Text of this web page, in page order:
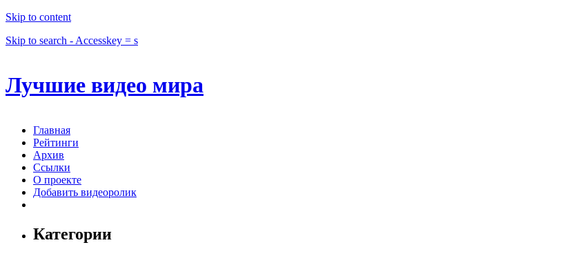
Skip to content
Skip to search - Accesskey = s
Лучшие видео мира
Главная
Рейтинги
Архив
Ссылки
О проекте
Добавить видеоролик
Категории